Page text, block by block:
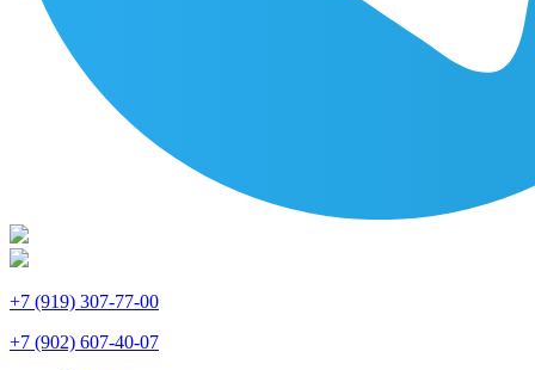
+7 (919) 307-77-00
+7 (902) 607-40-07